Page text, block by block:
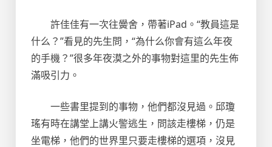
許佳佳有一次往黌舍，帶著iPad。“教員這是
什么？”看見的先生問，“為什么你會有這么年夜
的手機？”很多年夜漠之外的事物對這里的先生佈
滿吸引力。
一些書里提到的事物，他們都沒見過。邱瓊
瑤有時在講堂上講火警逃生，問該走樓梯，仍是
坐電梯，他們的世界里只要走樓梯的選項，沒見